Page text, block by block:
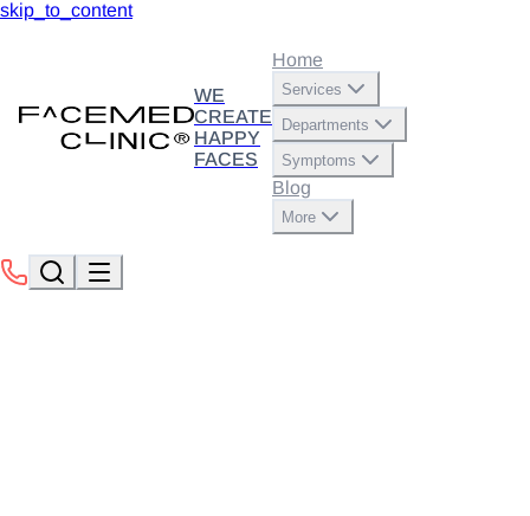
skip_to_content
WE
CREATE
HAPPY
FACES
Home
Services
Departments
Symptoms
Blog
More